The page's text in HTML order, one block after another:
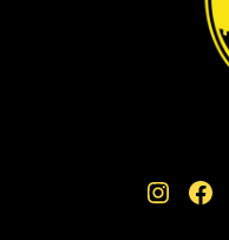
Instagram Facebook